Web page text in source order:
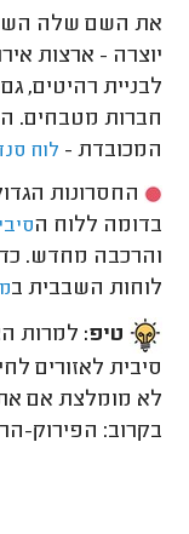
את השם שלה
יוצרה - ארצות
לבניית רהיטים,
חברות מטבחים.
המכובדת - לוח
החסרונות
בדומה ללוח ה
והרכבה מחדש.
לוחות השבבית ב
טיפ: למרות
סיבית לאזורים
לא מומלצת אם
בקרוב: הפירוק-